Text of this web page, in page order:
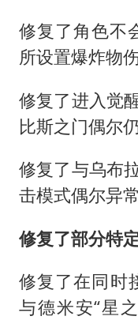
修复了角色不
所设置爆炸物
修复了进入觉
比斯之门偶尔
修复了与乌布
击模式偶尔异
修复了部分特
修复了在同时
与德米安“星